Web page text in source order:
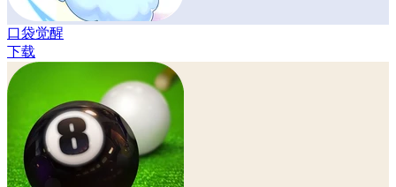
口袋觉醒
下载